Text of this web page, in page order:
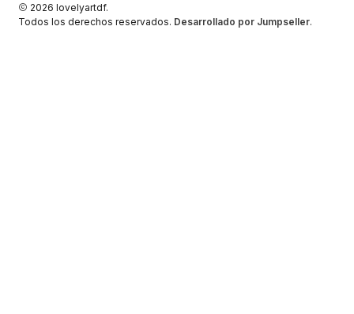
2026 lovelyartdf.
Todos los derechos reservados. Desarrollado por Jumpseller.